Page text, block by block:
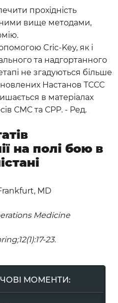
прохідність
вище методами,
Cric-Key, як і
та надгортанного
не згадуються більше
Настанов ТССС
в матеріалах
СМС та СРР. - Ред.
на полі бою в
MD
Medicine
23.
МОМЕНТИ: